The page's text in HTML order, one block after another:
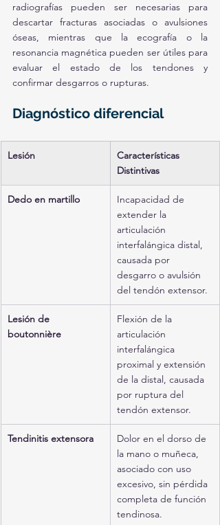
radiografías pueden ser necesarias para
descartar fracturas asociadas o avulsiones
óseas, mientras que la ecografía o la
resonancia magnética pueden ser útiles para
evaluar el estado de los tendones y
confirmar desgarros o rupturas.
Diagnóstico diferencial
Lesión
Características
Distintivas
Dedo en martillo
Incapacidad de
extender la
articulación
interfalángica distal,
causada por
desgarro o avulsión
del tendón extensor.
Lesión de
boutonnière
Flexión de la
articulación
interfalángica
proximal y extensión
de la distal, causada
por ruptura del
tendón extensor.
Tendinitis extensora
Dolor en el dorso de
la mano o muñeca,
asociado con uso
excesivo, sin pérdida
completa de función
tendinosa.